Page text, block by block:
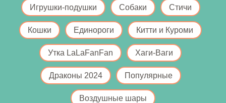
Игрушки-подушки Собаки Стичи
Кошки Единороги Китти и Куроми
Утка LaLaFanFan Хаги-Ваги
Драконы 2024 Популярные
Воздушные шары